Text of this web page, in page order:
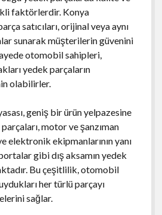
faktörlerdir. Konya
satıcıları, orijinal veya aynı
sunarak müşterilerin güvenini
otomobil sahipleri,
yedek parçaların
olabilirler.
geniş bir ürün yelpazesine
motor ve şanzıman
elektronik ekipmanlarının yanı
gibi dış aksamın yedek
Bu çeşitlilik, otomobil
her türlü parçayı
sağlar.